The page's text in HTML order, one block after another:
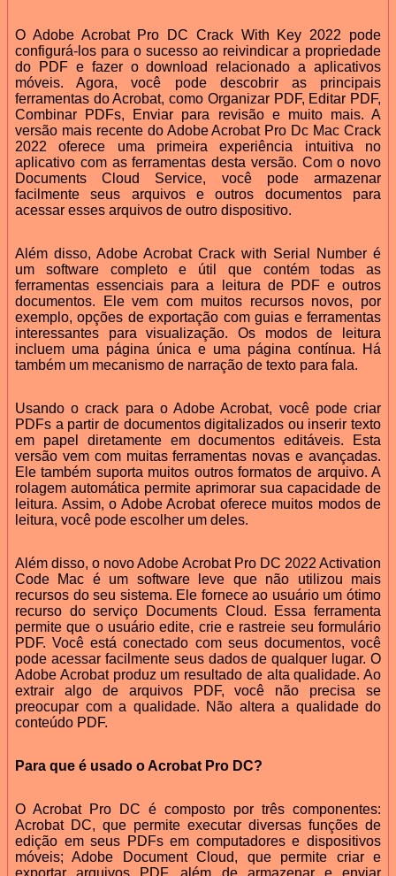
O Adobe Acrobat Pro DC Crack With Key 2022 pode
configurá-los para o sucesso ao reivindicar a propriedade
do PDF e fazer o download relacionado a aplicativos
móveis. Agora, você pode descobrir as principais
ferramentas do Acrobat, como Organizar PDF, Editar PDF,
Combinar PDFs, Enviar para revisão e muito mais. A
versão mais recente do Adobe Acrobat Pro Dc Mac Crack
2022 oferece uma primeira experiência intuitiva no
aplicativo com as ferramentas desta versão. Com o novo
Documents Cloud Service, você pode armazenar
facilmente seus arquivos e outros documentos para
acessar esses arquivos de outro dispositivo.
Além disso, Adobe Acrobat Crack with Serial Number é
um software completo e útil que contém todas as
ferramentas essenciais para a leitura de PDF e outros
documentos. Ele vem com muitos recursos novos, por
exemplo, opções de exportação com guias e ferramentas
interessantes para visualização. Os modos de leitura
incluem uma página única e uma página contínua. Há
também um mecanismo de narração de texto para fala.
Usando o crack para o Adobe Acrobat, você pode criar
PDFs a partir de documentos digitalizados ou inserir texto
em papel diretamente em documentos editáveis. Esta
versão vem com muitas ferramentas novas e avançadas.
Ele também suporta muitos outros formatos de arquivo. A
rolagem automática permite aprimorar sua capacidade de
leitura. Assim, o Adobe Acrobat oferece muitos modos de
leitura, você pode escolher um deles.
Além disso, o novo Adobe Acrobat Pro DC 2022 Activation
Code Mac é um software leve que não utilizou mais
recursos do seu sistema. Ele fornece ao usuário um ótimo
recurso do serviço Documents Cloud. Essa ferramenta
permite que o usuário edite, crie e rastreie seu formulário
PDF. Você está conectado com seus documentos, você
pode acessar facilmente seus dados de qualquer lugar. O
Adobe Acrobat produz um resultado de alta qualidade. Ao
extrair algo de arquivos PDF, você não precisa se
preocupar com a qualidade. Não altera a qualidade do
conteúdo PDF.
Para que é usado o Acrobat Pro DC?
O Acrobat Pro DC é composto por três componentes:
Acrobat DC, que permite executar diversas funções de
edição em seus PDFs em computadores e dispositivos
móveis; Adobe Document Cloud, que permite criar e
exportar arquivos PDF, além de armazenar e enviar